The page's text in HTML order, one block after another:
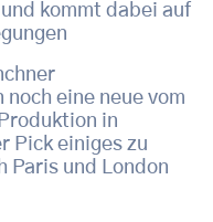
kommt dabei auf
eine neue vom
in
Pick einiges zu
Paris und London